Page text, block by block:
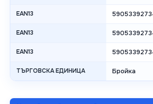
EAN13
EAN13
EAN13
ТЪРГОВСКА ЕДИНИЦА Бройка